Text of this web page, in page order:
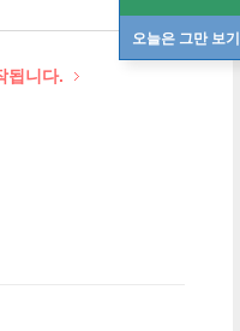
오늘은 그만 보기
됩니다.